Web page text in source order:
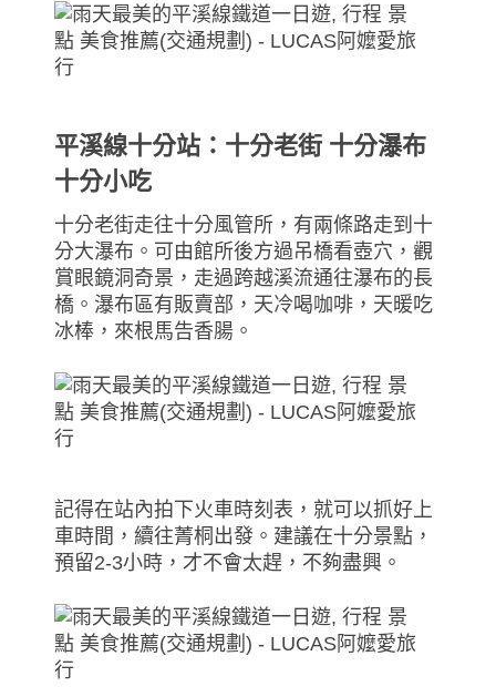
平溪線十分站：十分老街 十分瀑布
十分小吃
十分老街走往十分風管所，有兩條路走到十
分大瀑布。可由館所後方過吊橋看壺穴，觀
賞眼鏡洞奇景，走過跨越溪流通往瀑布的長
橋。瀑布區有販賣部，天冷喝咖啡，天暖吃
冰棒，來根馬告香腸。
記得在站內拍下火車時刻表，就可以抓好上
車時間，續往菁桐出發。建議在十分景點，
預留2-3小時，才不會太趕，不夠盡興。